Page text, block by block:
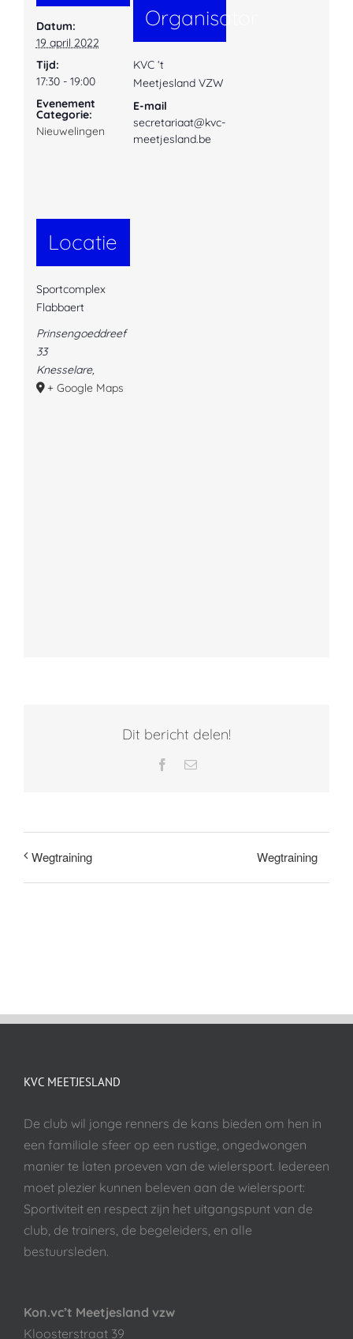
Datum:
19 april 2022
Tijd:
17:30 - 19:00
Evenement
Categorie:
Nieuwelingen
Organisator
KVC ‘t
Meetjesland VZW
E-mail
secretariaat@kvc-
meetjesland.be
Locatie
Sportcomplex
Flabbaert
Prinsengoeddreef
33
Knesselare,
+ Google Maps
Dit bericht delen!
Facebook
E-
Wegtraining Wegtraining
KVC MEETJESLAND
De club wil jonge renners de kans bieden om hen in
een familiale sfeer op een rustige, ongedwongen
manier te laten proeven van de wielersport. Iedereen
moet plezier kunnen beleven aan de wielersport:
Sportiviteit en respect zijn het uitgangspunt van de
club, de trainers, de begeleiders, en alle
bestuursleden.
Kon.vc’t Meetjesland vzw
Kloosterstraat 39